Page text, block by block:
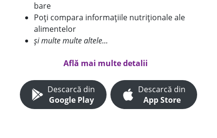
bare
Poți compara informațiile nutriționale ale
alimentelor
și multe multe altele...
Află mai multe detalii
Descarcă din
Google Play
Descarcă din
App Store